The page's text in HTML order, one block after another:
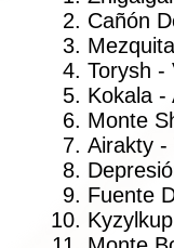
Tasas de visa
Vuelos
Alojamiento en
salida
Propinas para
Pedales (Bajo
Bolsa para
Luces para
GPS (Bajo
Nivel de condición